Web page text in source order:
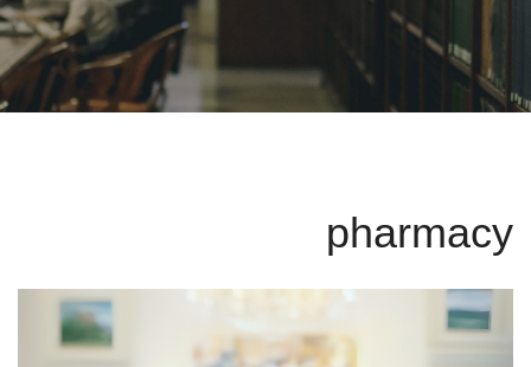
الشئون الأكاديمية
البحث العلمي
الأنظمة الذكية
pharmacy